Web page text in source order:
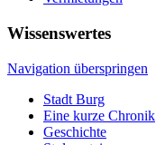
Wissenswertes
Navigation überspringen
Stadt Burg
Eine kurze Chronik
Geschichte